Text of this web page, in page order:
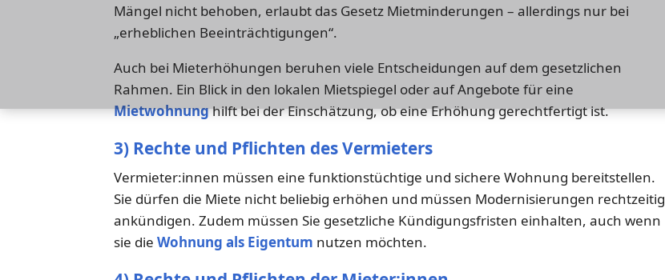
Mängel nicht behoben, erlaubt das Gesetz Mietminderungen – allerdings nur bei
„erheblichen Beeinträchtigungen“.
Auch bei Mieterhöhungen beruhen viele Entscheidungen auf dem gesetzlichen
Rahmen. Ein Blick in den lokalen Mietspiegel oder auf Angebote für eine
Mietwohnunghilft bei der Einschätzung, ob eine Erhöhung gerechtfertigt ist.
3) Rechte und Pflichten des Vermieters
Vermieter:innen müssen eine funktionstüchtige und sichere Wohnung bereitstellen.
Sie dürfen die Miete nicht beliebig erhöhen und müssen Modernisierungen rechtzeitig
ankündigen. Zudem müssen Sie gesetzliche Kündigungsfristen einhalten, auch wenn
sie die Wohnung als Eigentum nutzen möchten.